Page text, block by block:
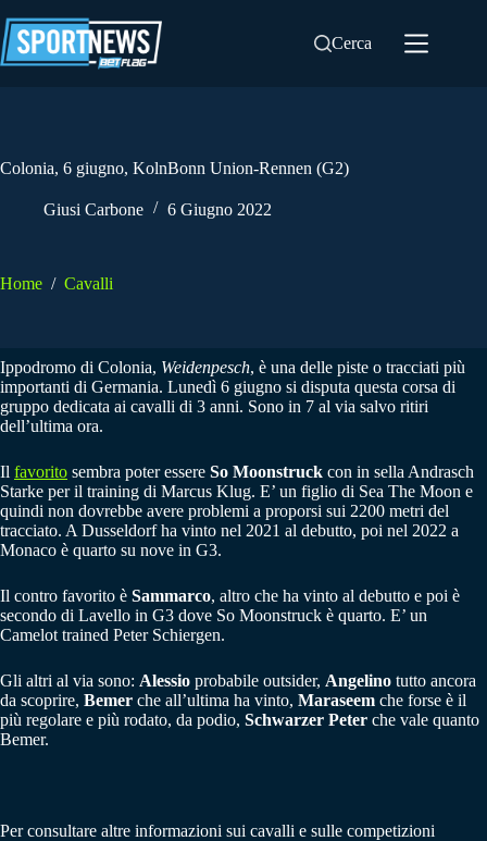
al
contenuto
Cerca
Colonia, 6 giugno, KolnBonn Union-Rennen (G2)
Giusi Carbone 6 Giugno 2022
Home / Cavalli
Ippodromo di Colonia, Weidenpesch, è una delle piste o tracciati più
importanti di Germania. Lunedì 6 giugno si disputa questa corsa di
gruppo dedicata ai cavalli di 3 anni. Sono in 7 al via salvo ritiri
dell’ultima ora.
Il favorito sembra poter essere So Moonstruck con in sella Andrasch
Starke per il training di Marcus Klug. E’ un figlio di Sea The Moon e
quindi non dovrebbe avere problemi a proporsi sui 2200 metri del
tracciato. A Dusseldorf ha vinto nel 2021 al debutto, poi nel 2022 a
Monaco è quarto su nove in G3.
Il contro favorito è Sammarco, altro che ha vinto al debutto e poi è
secondo di Lavello in G3 dove So Moonstruck è quarto. E’ un
Camelot trained Peter Schiergen.
Gli altri al via sono: Alessio probabile outsider, Angelino tutto ancora
da scoprire, Bemer che all’ultima ha vinto, Maraseem che forse è il
più regolare e più rodato, da podio, Schwarzer Peter che vale quanto
Bemer.
Per consultare altre informazioni sui cavalli e sulle competizioni